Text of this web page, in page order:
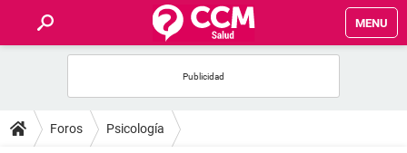
MENU
FOROS
Foros Psicología